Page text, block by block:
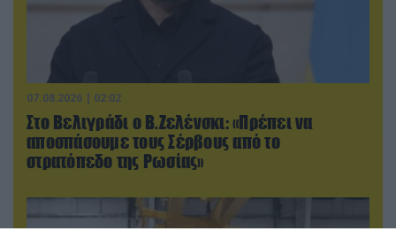
07.08.2026 | 02:02
Στο Βελιγράδι ο Β.Ζελένσκι: «Πρέπει να
αποσπάσουμε τους Σέρβους από το
στρατόπεδο της Ρωσίας»